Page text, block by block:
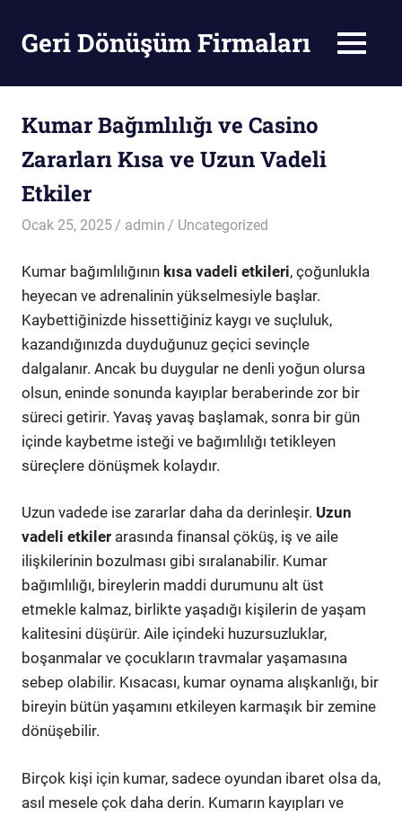
contentGeri Dönüşüm Firmaları MENU
Kumar Bağımlılığı ve Casino
Zararları Kısa ve Uzun Vadeli
Etkiler
Ocak 25, 2025 admin Uncategorized
Kumar bağımlılığının kısa vadeli etkileri, çoğunlukla
heyecan ve adrenalinin yükselmesiyle başlar.
Kaybettiğinizde hissettiğiniz kaygı ve suçluluk,
kazandığınızda duyduğunuz geçici sevinçle
dalgalanır. Ancak bu duygular ne denli yoğun olursa
olsun, eninde sonunda kayıplar beraberinde zor bir
süreci getirir. Yavaş yavaş başlamak, sonra bir gün
içinde kaybetme isteği ve bağımlılığı tetikleyen
süreçlere dönüşmek kolaydır.
Uzun vadede ise zararlar daha da derinleşir. Uzun
vadeli etkiler arasında finansal çöküş, iş ve aile
ilişkilerinin bozulması gibi sıralanabilir. Kumar
bağımlılığı, bireylerin maddi durumunu alt üst
etmekle kalmaz, birlikte yaşadığı kişilerin de yaşam
kalitesini düşürür. Aile içindeki huzursuzluklar,
boşanmalar ve çocukların travmalar yaşamasına
sebep olabilir. Kısacası, kumar oynama alışkanlığı, bir
bireyin bütün yaşamını etkileyen karmaşık bir zemine
dönüşebilir.
Birçok kişi için kumar, sadece oyundan ibaret olsa da,
asıl mesele çok daha derin. Kumarın kayıpları ve